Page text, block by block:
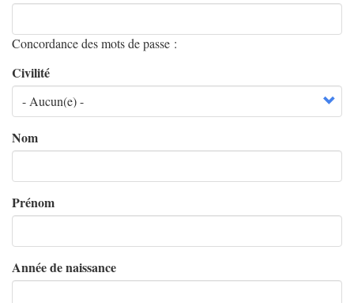
Concordance des mots de passe :
Civilité
Nom
Prénom
Année de naissance